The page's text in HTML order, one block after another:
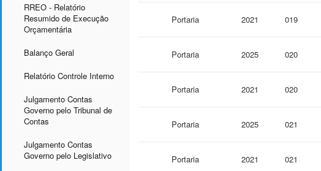
RREO - Relatório
Resumido de Execução
Orçamentária
Balanço Geral
Relatório Controle Interno
Julgamento Contas
Governo pelo Tribunal de
Contas
Julgamento Contas
Governo pelo Legislativo
Portaria 2021 019
Portaria 2025 020
Portaria 2021 020
Portaria 2025 021
Portaria 2021 021